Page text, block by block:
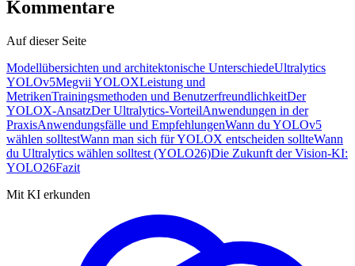
Kommentare
Auf dieser Seite
Modellübersichten und architektonische UnterschiedeUltralytics
YOLOv5Megvii YOLOXLeistung und
MetrikenTrainingsmethoden und BenutzerfreundlichkeitDer
YOLOX-AnsatzDer Ultralytics-VorteilAnwendungen in der
PraxisAnwendungsfälle und EmpfehlungenWann du YOLOv5
wählen solltestWann man sich für YOLOX entscheiden sollteWann
du Ultralytics wählen solltest (YOLO26)Die Zukunft der Vision-KI:
YOLO26Fazit
Mit KI erkunden